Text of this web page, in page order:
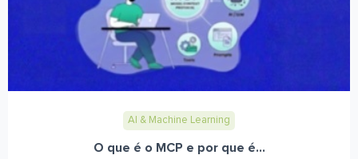
AI & Machine Learning
O que é o MCP e por que é...